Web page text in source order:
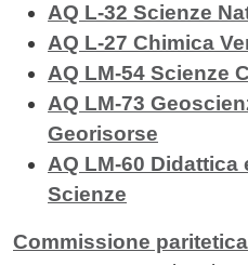
AQ L-32 Scienze
AQ L-27 Chimica
AQ LM-54 Scienze
AQ LM-73
Georisorse
AQ LM-60
Scienze
Commissione paritetica